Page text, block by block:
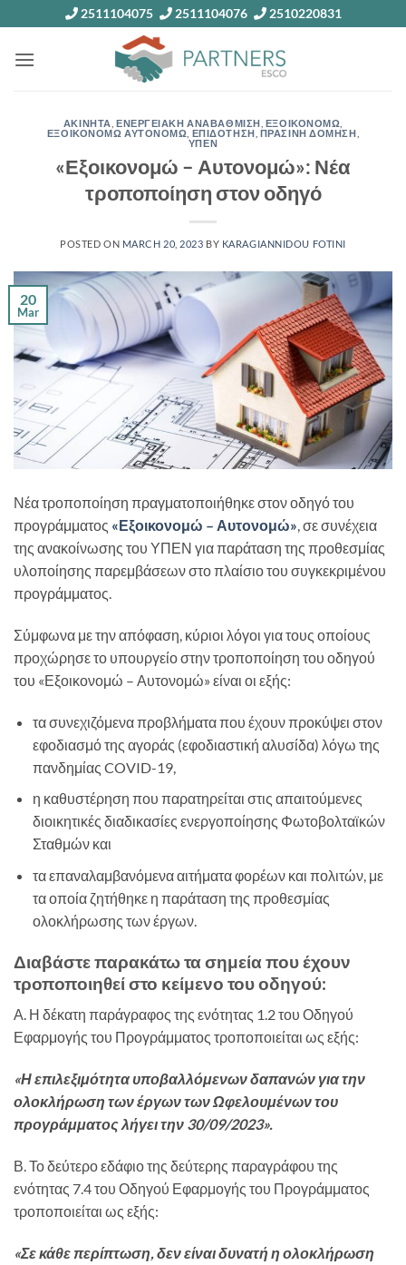
to
content
2511104075 2511104076 2510220831
ΑΚΙΝΗΤΑ ΕΝΕΡΓΕΙΑΚΗ ΑΝΑΒΑΘΜΙΣΗ ΕΞΟΙΚΟΝΟΜΩ
ΕΞΟΙΚΟΝΟΜΩ ΑΥΤΟΝΟΜΩ ΕΠΙΔΟΤΗΣΗ ΠΡΑΣΙΝΗ ΔΟΜΗΣΗ
ΥΠΕΝ
«Εξοικονομώ – Αυτονομώ»: Νέα
τροποποίηση στον οδηγό
POSTED ON MARCH 20, 2023 BY KARAGIANNIDOU FOTINI
20
Mar
Νέα τροποποίηση πραγματοποιήθηκε στον οδηγό του
προγράμματος «Εξοικονομώ – Αυτονομώ», σε συνέχεια
της ανακοίνωσης του ΥΠΕΝ για παράταση της προθεσμίας
υλοποίησης παρεμβάσεων στο πλαίσιο του συγκεκριμένου
προγράμματος.
Σύμφωνα με την απόφαση, κύριοι λόγοι για τους οποίους
προχώρησε το υπουργείο στην τροποποίηση του οδηγού
του «Εξοικονομώ – Αυτονομώ» είναι οι εξής:
τα συνεχιζόμενα προβλήματα που έχουν προκύψει στον
εφοδιασμό της αγοράς (εφοδιαστική αλυσίδα) λόγω της
πανδημίας COVID-19,
η καθυστέρηση που παρατηρείται στις απαιτούμενες
διοικητικές διαδικασίες ενεργοποίησης Φωτοβολταϊκών
Σταθμών και
τα επαναλαμβανόμενα αιτήματα φορέων και πολιτών, με
τα οποία ζητήθηκε η παράταση της προθεσμίας
ολοκλήρωσης των έργων.
Διαβάστε παρακάτω τα σημεία που έχουν
τροποποιηθεί στο κείμενο του οδηγού:
Α. Η δέκατη παράγραφος της ενότητας 1.2 του Οδηγού
Εφαρμογής του Προγράμματος τροποποιείται ως εξής:
«Η επιλεξιμότητα υποβαλλόμενων δαπανών για την
ολοκλήρωση των έργων των Ωφελουμένων του
προγράμματος λήγει την 30/09/2023».
Β. Το δεύτερο εδάφιο της δεύτερης παραγράφου της
ενότητας 7.4 του Οδηγού Εφαρμογής του Προγράμματος
τροποποιείται ως εξής:
«Σε κάθε περίπτωση, δεν είναι δυνατή η ολοκλήρωση